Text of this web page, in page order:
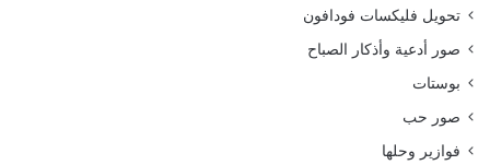
تحويل فليكسات فودافون
صور أدعية وأذكار الصباح
بوستات
صور حب
فوازير وحلها